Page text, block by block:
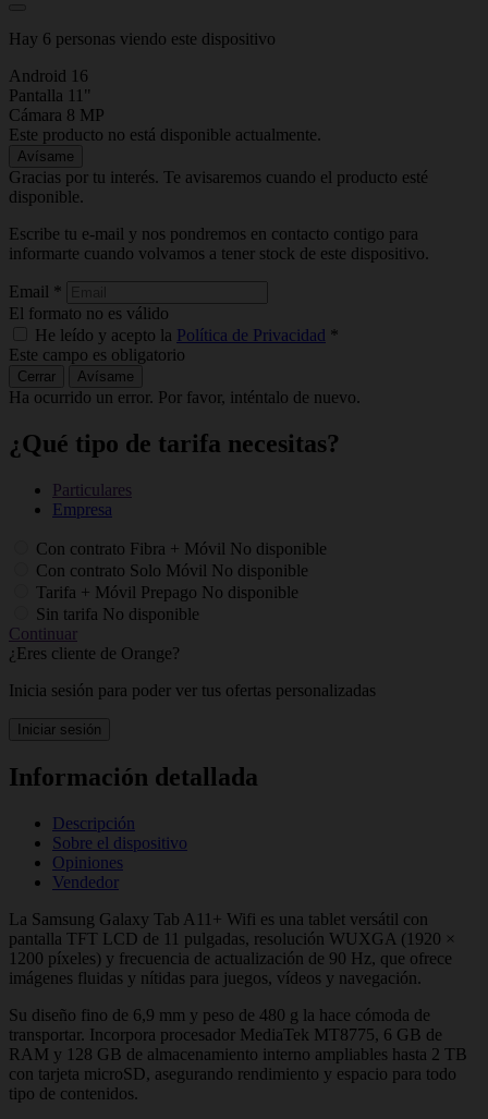
Hay 6 personas viendo este dispositivo
Android 16
Pantalla 11"
Cámara 8 MP
Este producto no está disponible actualmente.
Avísame
Gracias por tu interés. Te avisaremos cuando el producto esté
disponible.
Escribe tu e-mail y nos pondremos en contacto contigo para
informarte cuando volvamos a tener stock de este dispositivo.
Email *
El formato no es válido
He leído y acepto la Política de Privacidad *
Este campo es obligatorio
Cerrar Avísame
Ha ocurrido un error. Por favor, inténtalo de nuevo.
¿Qué tipo de tarifa necesitas?
Particulares
Empresa
Con contrato Fibra + Móvil No disponible
Con contrato Solo Móvil No disponible
Tarifa + Móvil Prepago No disponible
Sin tarifa No disponible
Continuar
¿Eres cliente de Orange?
Inicia sesión para poder ver tus ofertas personalizadas
Iniciar sesión
Información detallada
Descripción
Sobre el dispositivo
Opiniones
Vendedor
La Samsung Galaxy Tab A11+ Wifi es una tablet versátil con
pantalla TFT LCD de 11 pulgadas, resolución WUXGA (1920 ×
1200 píxeles) y frecuencia de actualización de 90 Hz, que ofrece
imágenes fluidas y nítidas para juegos, vídeos y navegación.
Su diseño fino de 6,9 mm y peso de 480 g la hace cómoda de
transportar. Incorpora procesador MediaTek MT8775, 6 GB de
RAM y 128 GB de almacenamiento interno ampliables hasta 2 TB
con tarjeta microSD, asegurando rendimiento y espacio para todo
tipo de contenidos.